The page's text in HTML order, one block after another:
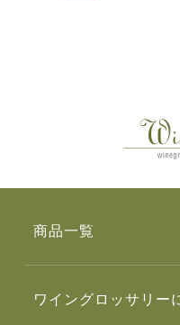
商品一覧
ワイングロッサリー